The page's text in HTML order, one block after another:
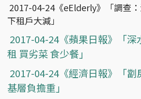
2017-04-24《eElderly》「調查
下租戶大減」
2017-04-24《蘋果日報》「深
租 買劣菜 食少餐」
2017-04-24《經濟日報》「劏
基層負擔重」